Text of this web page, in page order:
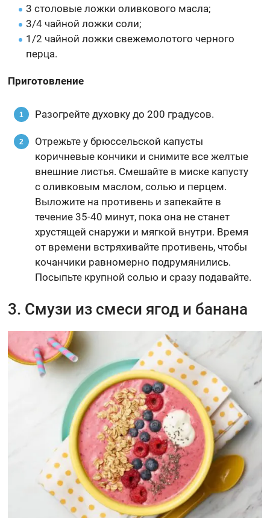
3 столовые ложки оливкового масла;
3/4 чайной ложки соли;
1/2 чайной ложки свежемолотого черного
перца.
Приготовление
Разогрейте духовку до 200 градусов.
Отрежьте у брюссельской капусты
коричневые кончики и снимите все желтые
внешние листья. Смешайте в миске капусту
с оливковым маслом, солью и перцем.
Выложите на противень и запекайте в
течение 35-40 минут, пока она не станет
хрустящей снаружи и мягкой внутри. Время
от времени встряхивайте противень, чтобы
кочанчики равномерно подрумянились.
Посыпьте крупной солью и сразу подавайте.
3. Смузи из смеси ягод и банана